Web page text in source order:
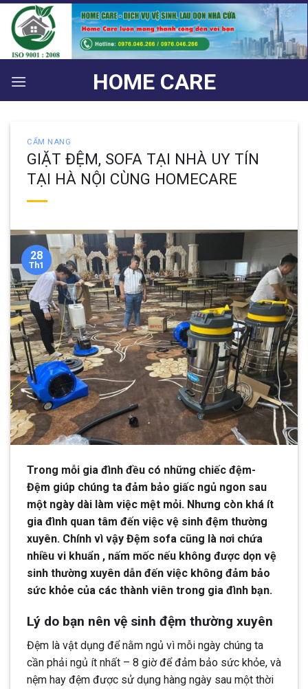
Bỏ
qua
nội
dung
HOME CARE
CẨM NANG
GIẶT ĐỆM, SOFA TẠI NHÀ UY TÍN
TẠI HÀ NỘI CÙNG HOMECARE
28
Th1
Trong mỗi gia đình đều có những chiếc đệm-
Đệm giúp chúng ta đảm bảo giấc ngủ ngon sau
một ngày dài làm việc mệt mỏi. Nhưng còn khá ít
gia đình quan tâm đến việc vệ sinh đệm thường
xuyên. Chính vì vậy Đệm sofa cũng là nơi chứa
nhiều vi khuẩn , nấm mốc nếu không được dọn vệ
sinh thường xuyên dẫn đến việc không đảm bảo
sức khỏe của các thành viên trong gia đình bạn.
Lý do bạn nên vệ sinh đệm thường xuyên
Đệm là vật dụng để nằm ngủ vì mỗi ngày chúng ta
cần phải ngủ ít nhất – 8 giờ để đảm bảo sức khỏe, và
nệm hay đệm được sử dụng hàng ngày sau một thời